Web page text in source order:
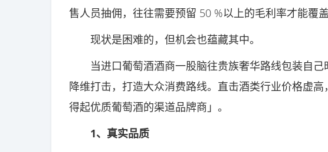
售人员抽佣，往往需要预留 50 %以上的毛利率才能覆盖
现状是困难的，但机会也蕴藏其中。
当进口葡萄酒酒商一股脑往贵族奢华路线包装自己
降维打击，打造大众消费路线。直击酒类行业价格虚
得起优质葡萄酒的渠道品牌商」。
1、真实品质